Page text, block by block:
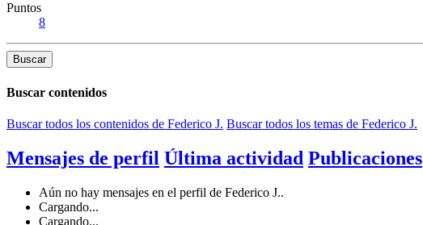
Puntos
8
Buscar
Buscar contenidos
Buscar todos los contenidos de Federico J. Buscar todos los temas de Federico J.
Mensajes de perfil Última actividad Publicaciones
Aún no hay mensajes en el perfil de Federico J..
Cargando...
Cargando...